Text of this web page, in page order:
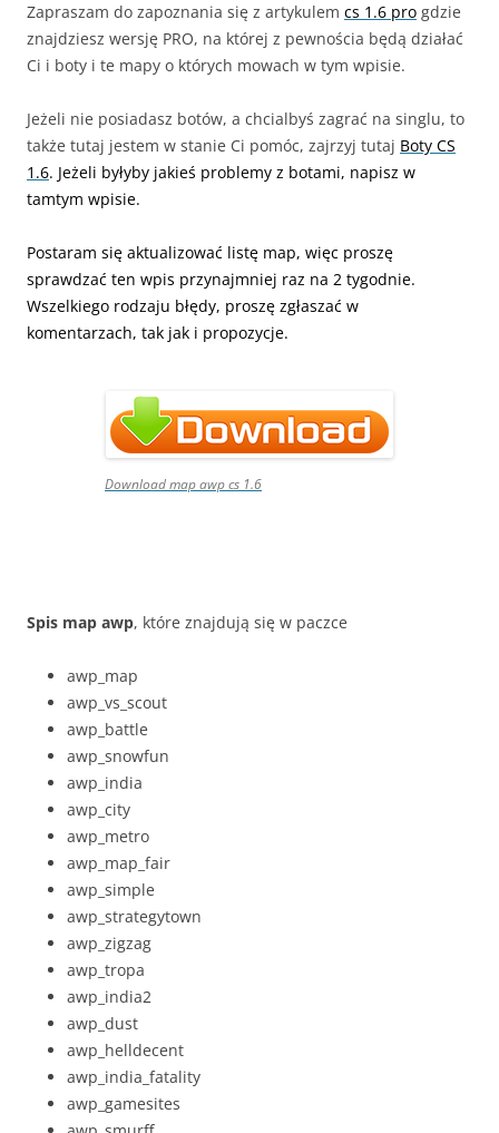
Zapraszam do zapoznania się z artykulem cs 1.6 pro gdzie
znajdziesz wersję PRO, na której z pewnościa będą działać
Ci i boty i te mapy o których mowach w tym wpisie.
Jeżeli nie posiadasz botów, a chcialbyś zagrać na singlu, to
także tutaj jestem w stanie Ci pomóc, zajrzyj tutaj Boty CS
1.6. Jeżeli byłyby jakieś problemy z botami, napisz w
tamtym wpisie.
Postaram się aktualizować listę map, więc proszę
sprawdzać ten wpis przynajmniej raz na 2 tygodnie.
Wszelkiego rodzaju błędy, proszę zgłaszać w
komentarzach, tak jak i propozycje.
Download map awp cs 1.6
Spis map awp, które znajdują się w paczce
awp_map
awp_vs_scout
awp_battle
awp_snowfun
awp_india
awp_city
awp_metro
awp_map_fair
awp_simple
awp_strategytown
awp_zigzag
awp_tropa
awp_india2
awp_dust
awp_helldecent
awp_india_fatality
awp_gamesites